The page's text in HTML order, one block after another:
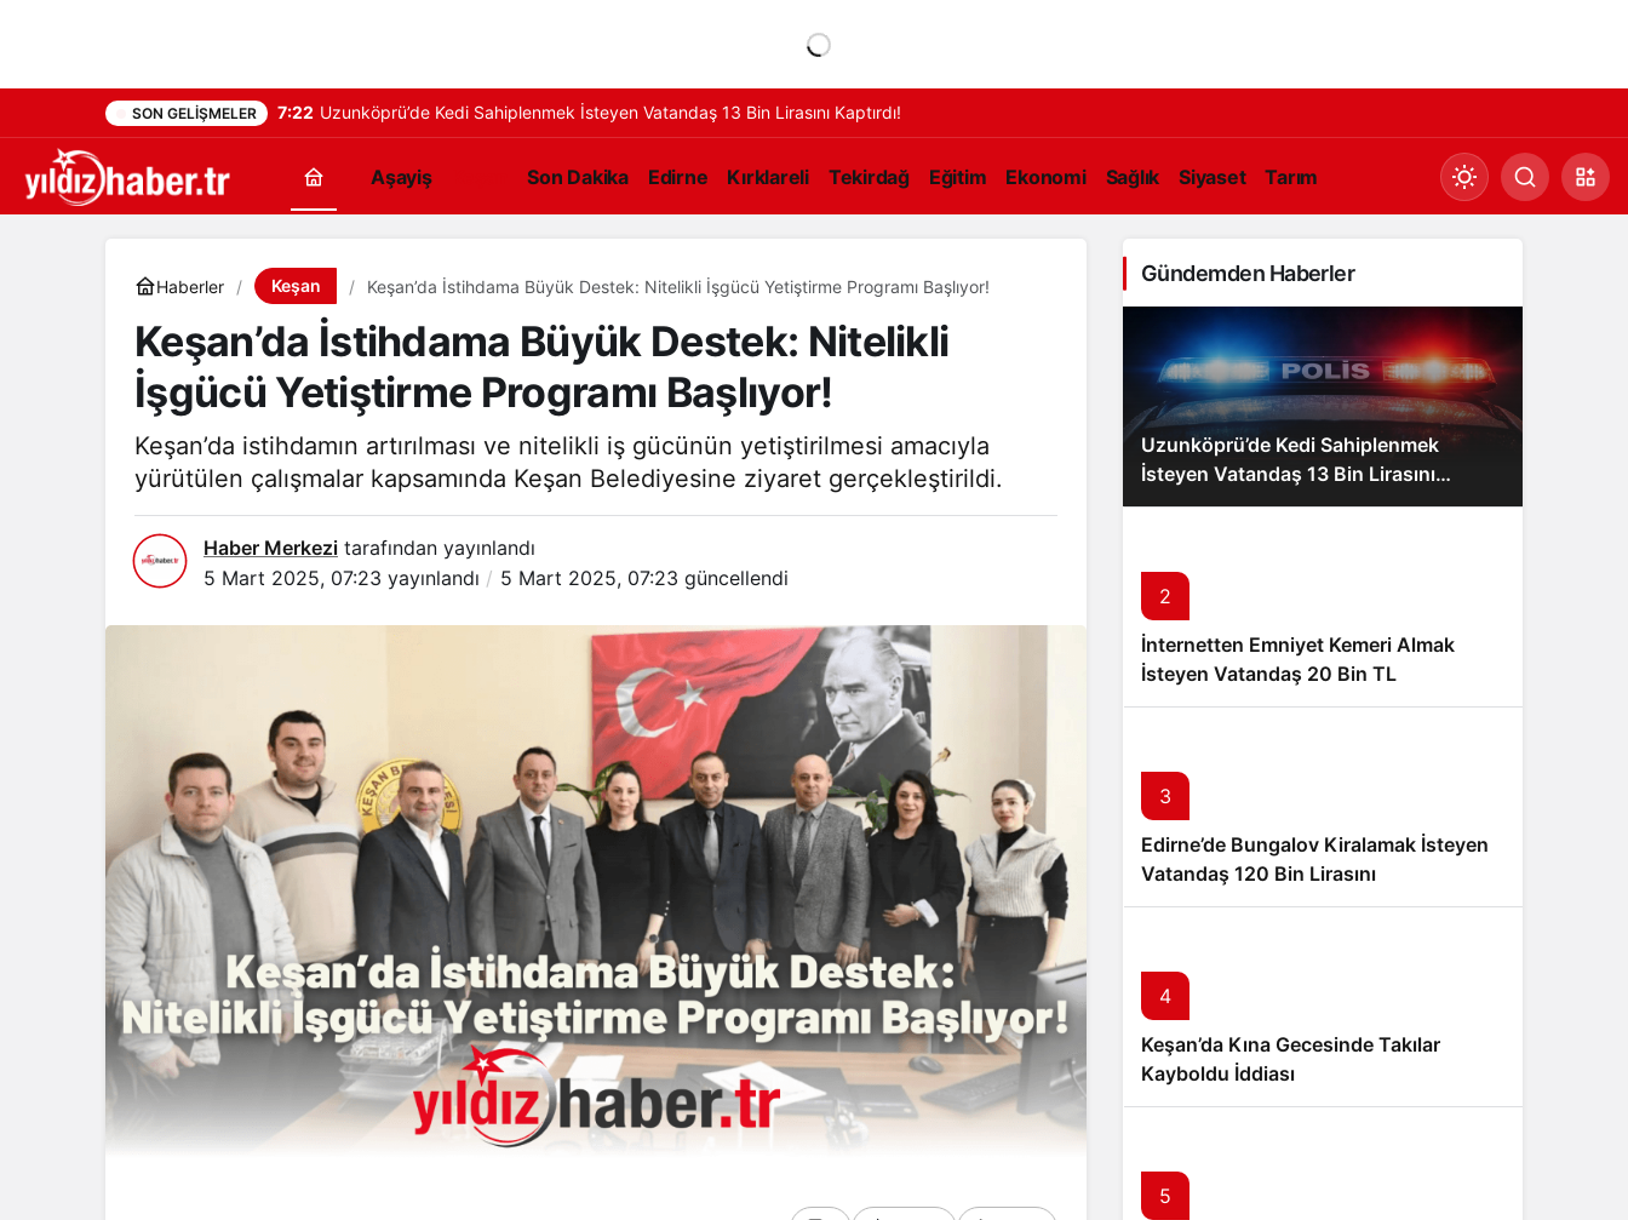
SON GELIŞMELER 7:22 Uzunköprü’de Kedi Sahiplenmek İsteyen Vatandaş 13 Bin Lirasını Kaptırdı!
Aşayiş Son Dakika Edirne Kırklareli Tekirdağ Eğitim Ekonomi Sağlık Siyaset Tarım
Gündüz Modu
Gündüz modunu seçin.
Gece Modu
Gece modunu seçin.
Haberler Keşan Keşan’da İstihdama Büyük Destek: Nitelikli İşgücü Yetiştirme Programı Başlıyor!
Keşan’da İstihdama Büyük Destek: Nitelikli
İşgücü Yetiştirme Programı Başlıyor!
Keşan’da istihdamın artırılması ve nitelikli iş gücünün yetiştirilmesi amacıyla
yürütülen çalışmalar kapsamında Keşan Belediyesine ziyaret gerçekleştirildi.
Haber Merkezi tarafından yayınlandı
5 Mart 2025, 07:23 yayınlandı 5 Mart 2025, 07:23 güncellendi
Gündemden Haberler
Uzunköprü’de Kedi Sahiplenmek
İsteyen Vatandaş 13 Bin Lirasını
Kaptırdı!
2
İnternetten Emniyet Kemeri Almak
İsteyen Vatandaş 20 Bin TL
Dolandırıldı!
3
Edirne’de Bungalov Kiralamak İsteyen
Vatandaş 120 Bin Lirasını
Dolandırıcılara Kaptırdı!
4
Keşan’da Kına Gecesinde Takılar
Kayboldu İddiası
5